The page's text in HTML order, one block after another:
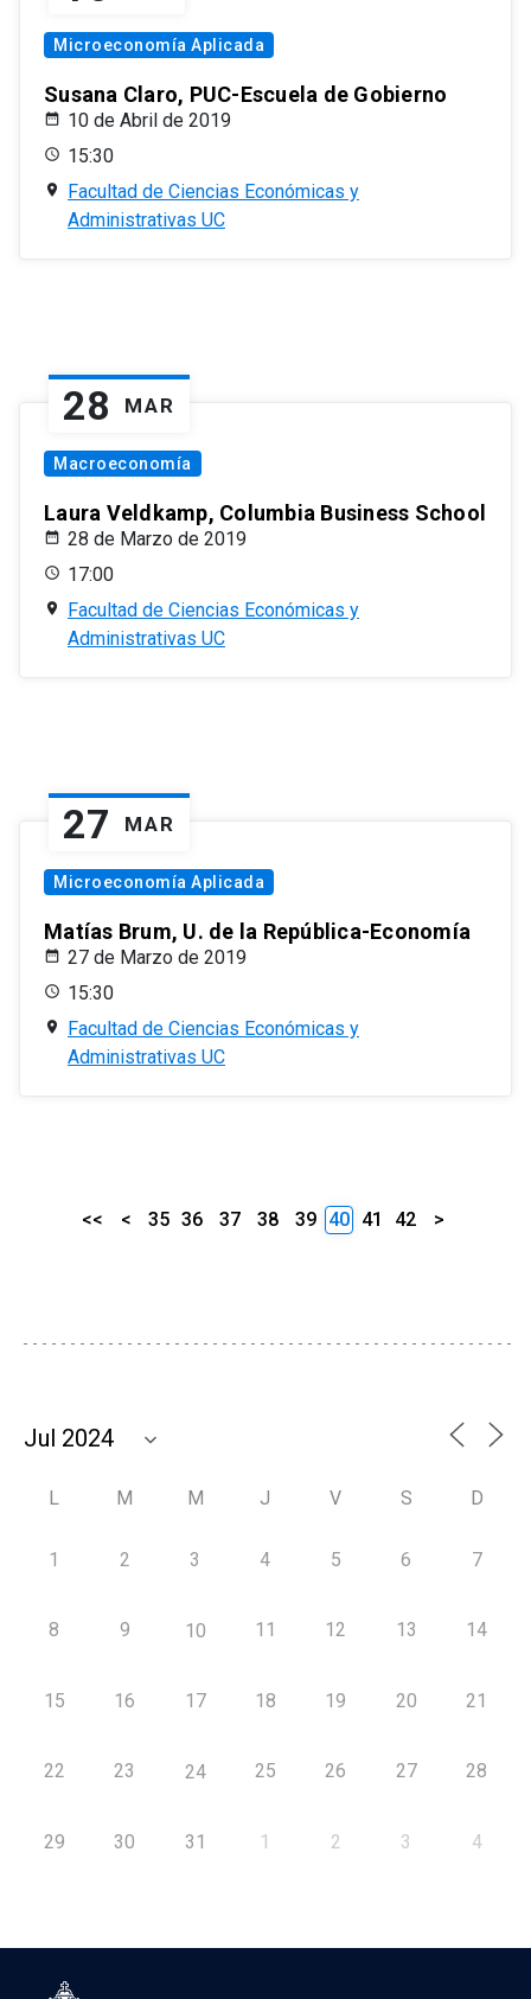
Microeconomía Aplicada
Susana Claro, PUC-Escuela de Gobierno
10 de Abril de 2019
15:30
Facultad de Ciencias Económicas y
Administrativas UC
28 MAR
Macroeconomía
Laura Veldkamp, Columbia Business School
28 de Marzo de 2019
17:00
Facultad de Ciencias Económicas y
Administrativas UC
27 MAR
Microeconomía Aplicada
Matías Brum, U. de la República-Economía
27 de Marzo de 2019
15:30
Facultad de Ciencias Económicas y
Administrativas UC
<< < 35 36 37 38 39 40 41 42 >
L M M J V S D
1 2 3 4 5 6 7
8 9 10 11 12 13 14
15 16 17 18 19 20 21
22 23 24 25 26 27 28
29 30 31 1 2 3 4